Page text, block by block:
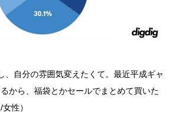
、自分の雰囲気変えたくて。最近平成ギャ
から、福袋とかセールでまとめて買いた
性）